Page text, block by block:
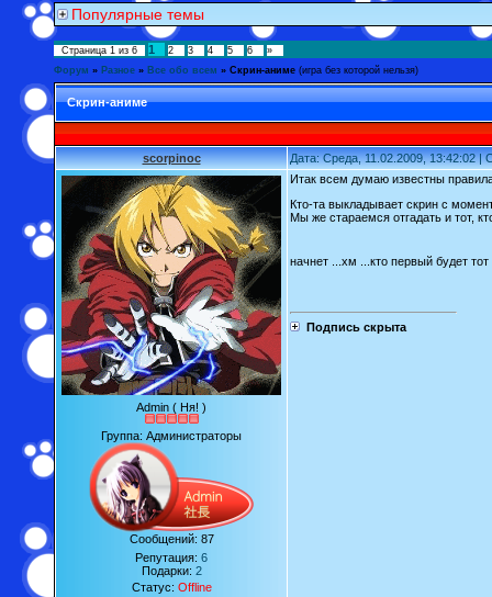
Популярные темы
Страница 1 из 6 1 2 3 4 5 6
»
Форум » Разное » Все обо всем » Скрин-аниме (игра без которой нельзя)
Скрин-аниме
scorpinoc Дата: Среда, 11.02.2009, 13:42:02 |
Admin ( Ня! )
Группа: Администраторы
Сообщений: 87
Репутация: 6
Подарки: 2
Статус: Offline
Итак всем думаю известны
Кто-та выкладывает скрин с
Мы же стараемся отгадать и тот,
начнет ...хм ...кто первый будет
Подпись скрыта